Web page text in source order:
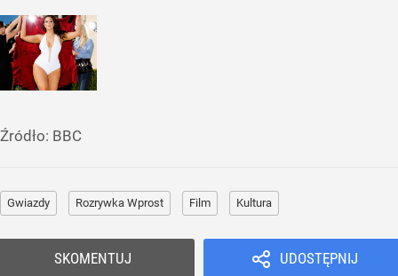
Źródło: BBC
Gwiazdy Rozrywka Wprost Film Kultura
UDOSTĘPNIJ
SKOMENTUJ